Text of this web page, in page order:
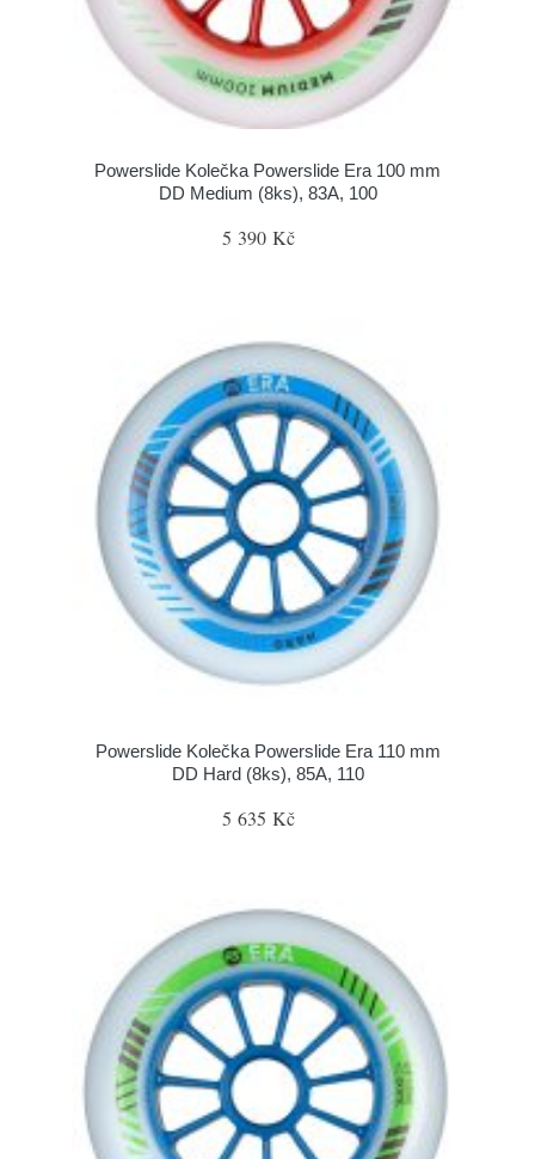
Powerslide Kolečka Powerslide Era 100 mm
DD Medium (8ks), 83A, 100
5 390 Kč
Powerslide Kolečka Powerslide Era 110 mm
DD Hard (8ks), 85A, 110
5 635 Kč